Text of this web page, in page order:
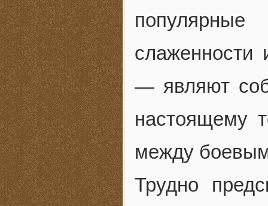
слаженности
— являют
настоящему
между
Трудно